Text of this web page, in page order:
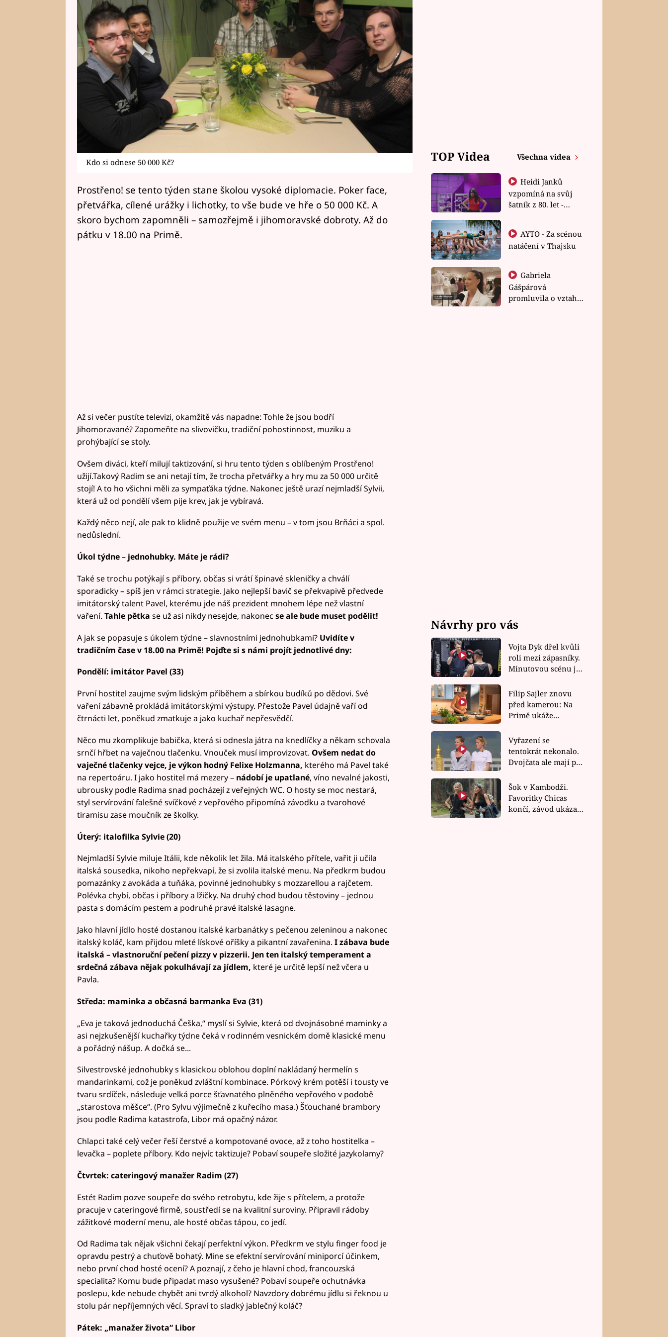
Kdo si odnese 50 000 Kč?
Prostřeno! se tento týden stane školou vysoké diplomacie. Poker face,
přetvářka, cílené urážky i lichotky, to vše bude ve hře o 50 000 Kč. A
skoro bychom zapomněli – samozřejmě i jihomoravské dobroty. Až do
pátku v 18.00 na Primě.
Až si večer pustíte televizi, okamžitě vás napadne: Tohle že jsou bodří
Jihomoravané? Zapomeňte na slivovičku, tradiční pohostinnost, muziku a
prohýbající se stoly.
Ovšem diváci, kteří milují taktizování, si hru tento týden s oblíbeným Prostřeno!
užijí.Takový Radim se ani netají tím, že trocha přetvářky a hry mu za 50 000 určitě
stojí! A to ho všichni měli za sympaťáka týdne. Nakonec ještě urazí nejmladší Sylvii,
která už od pondělí všem pije krev, jak je vybíravá.
Každý něco nejí, ale pak to klidně použije ve svém menu – v tom jsou Brňáci a spol.
nedůslední.
Úkol týdne–jednohubky. Máte je rádi?
Také se trochu potýkají s příbory, občas si vrátí špinavé skleničky a chválí
sporadicky – spíš jen v rámci strategie. Jako nejlepší bavič se překvapivě předvede
imitátorský talent Pavel, kterému jde náš prezident mnohem lépe než vlastní
vaření. Tahle pětka se už asi nikdy nesejde, nakonec se ale bude muset podělit!
A jak se popasuje s úkolem týdne – slavnostními jednohubkami? Uvidíte v
tradičním čase v 18.00 na Primě! Pojďte si s námi projít jednotlivé dny:
Pondělí: imitátor Pavel (33)
První hostitel zaujme svým lidským příběhem a sbírkou budíků po dědovi. Své
vaření zábavně prokládá imitátorskými výstupy. Přestože Pavel údajně vaří od
čtrnácti let, poněkud zmatkuje a jako kuchař nepřesvědčí.
Něco mu zkomplikuje babička, která si odnesla játra na knedlíčky a někam schovala
srnčí hřbet na vaječnou tlačenku. Vnouček musí improvizovat. Ovšem nedat do
vaječné tlačenky vejce, je výkon hodný Felixe Holzmanna, kterého má Pavel také
na repertoáru. I jako hostitel má mezery – nádobí je upatlané, víno nevalné jakosti,
ubrousky podle Radima snad pocházejí z veřejných WC. O hosty se moc nestará,
styl servírování falešné svíčkové z vepřového připomíná závodku a tvarohové
tiramisu zase moučník ze školky.
Úterý: italofilka Sylvie (20)
Nejmladší Sylvie miluje Itálii, kde několik let žila. Má italského přítele, vařit ji učila
italská sousedka, nikoho nepřekvapí, že si zvolila italské menu. Na předkrm budou
pomazánky z avokáda a tuňáka, povinné jednohubky s mozzarellou a rajčetem.
Polévka chybí, občas i příbory a lžičky. Na druhý chod budou těstoviny – jednou
pasta s domácím pestem a podruhé pravé italské lasagne.
Jako hlavní jídlo hosté dostanou italské karbanátky s pečenou zeleninou a nakonec
italský koláč, kam přijdou mleté lískové oříšky a pikantní zavařenina. I zábava bude
italská – vlastnoruční pečení pizzy v pizzerii. Jen ten italský temperament a
srdečná zábava nějak pokulhávají za jídlem, které je určitě lepší než včera u
Pavla.
Středa: maminka a občasná barmanka Eva (31)
„Eva je taková jednoduchá Češka,“ myslí si Sylvie, která od dvojnásobné maminky a
asi nejzkušenější kuchařky týdne čeká v rodinném vesnickém domě klasické menu
a pořádný nášup. A dočká se...
Silvestrovské jednohubky s klasickou oblohou doplní nakládaný hermelín s
mandarinkami, což je poněkud zvláštní kombinace. Pórkový krém potěší i tousty ve
tvaru srdíček, následuje velká porce šťavnatého plněného vepřového v podobě
„starostova měšce“. (Pro Sylvu výjimečně z kuřecího masa.) Šťouchané brambory
jsou podle Radima katastrofa, Libor má opačný názor.
Chlapci také celý večer řeší čerstvé a kompotované ovoce, až z toho hostitelka –
levačka – poplete příbory. Kdo nejvíc taktizuje? Pobaví soupeře složité jazykolamy?
Čtvrtek: cateringový manažer Radim (27)
Estét Radim pozve soupeře do svého retrobytu, kde žije s přítelem, a protože
pracuje v cateringové firmě, soustředí se na kvalitní suroviny. Připravil rádoby
zážitkové moderní menu, ale hosté občas tápou, co jedí.
Od Radima tak nějak všichni čekají perfektní výkon. Předkrm ve stylu finger food je
opravdu pestrý a chuťově bohatý. Mine se efektní servírování miniporcí účinkem,
nebo první chod hosté ocení? A poznají, z čeho je hlavní chod, francouzská
specialita? Komu bude připadat maso vysušené? Pobaví soupeře ochutnávka
poslepu, kde nebude chybět ani tvrdý alkohol? Navzdory dobrému jídlu si řeknou u
stolu pár nepříjemných věcí. Spraví to sladký jablečný koláč?
Pátek: „manažer života“ Libor
TOP Videa Všechna videa
Heidi Janků
vzpomíná na svůj
šatník z 80. let -
natáčení v Thajsku
Gabriela
Gášpárová
promluvila o vztahu
Návrhy pro vás
Vojta Dyk dřel kvůli
roli mezi zápasníky.
Minutovou scénu jel
Filip Sajler znovu
před kamerou: Na
Primě ukáže
rychlé recepty
Vyřazení se
tentokrát nekonalo.
Dvojčata ale mají po
závodu nůž na krku
Šok v Kambodži.
Favoritky Chicas
končí, závod ukázal